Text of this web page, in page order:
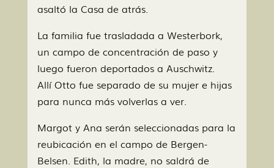
asaltó la Casa de atrás.
La familia fue trasladada a Westerbork,
un campo de concentración de paso y
luego fueron deportados a Auschwitz.
Allí Otto fue separado de su mujer e hijas
para nunca más volverlas a ver.
Margot y Ana serán seleccionadas para la
reubicación en el campo de Bergen-
Belsen. Edith, la madre, no saldrá de